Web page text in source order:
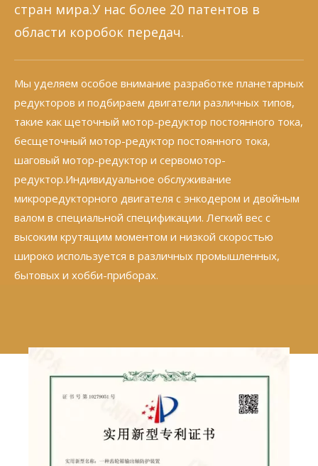
стран мира.У нас более 20 патентов в
области коробок передач.
Мы уделяем особое внимание разработке планетарных
редукторов и подбираем двигатели различных типов,
такие как щеточный мотор-редуктор постоянного тока,
бесщеточный мотор-редуктор постоянного тока,
шаговый мотор-редуктор и сервомотор-
редуктор.Индивидуальное обслуживание
микроредукторного двигателя с энкодером и двойным
валом в специальной спецификации. Легкий вес с
высоким крутящим моментом и низкой скоростью
широко используется в различных промышленных,
бытовых и хобби-приборах.